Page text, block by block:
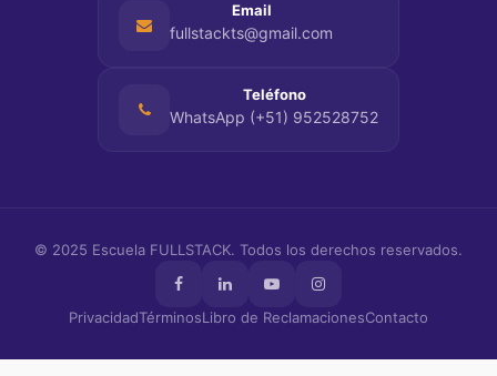
Email
fullstackts@gmail.com
Teléfono
WhatsApp (+51) 952528752
© 2025 Escuela FULLSTACK. Todos los derechos reservados.
PrivacidadTérminosLibro de ReclamacionesContacto